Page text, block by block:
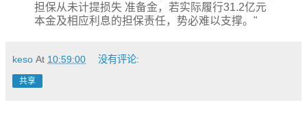
担保从未计提损失 准备金，若实际履行31.2亿元
本金及相应利息的担保责任，势必难以支撑。"
keso At 10:59:00 没有评论:
共享